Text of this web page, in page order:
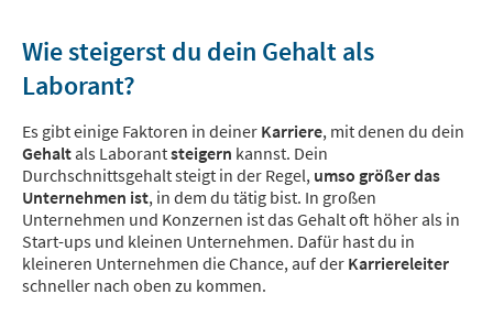
Wie steigerst du dein Gehalt als
Laborant?
Es gibt einige Faktoren in deiner Karriere, mit denen du dein
Gehaltals Laborantsteigern kannst. Dein
Durchschnittsgehalt steigt in der Regel, umso größer das
Unternehmen ist, in dem du tätig bist. In großen
Unternehmen und Konzernen ist das Gehalt oft höher als in
Start-ups und kleinen Unternehmen. Dafür hast du in
kleineren Unternehmen die Chance, auf der Karriereleiter
schneller nach oben zu kommen.